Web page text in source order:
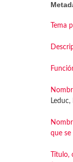
Tema
que se